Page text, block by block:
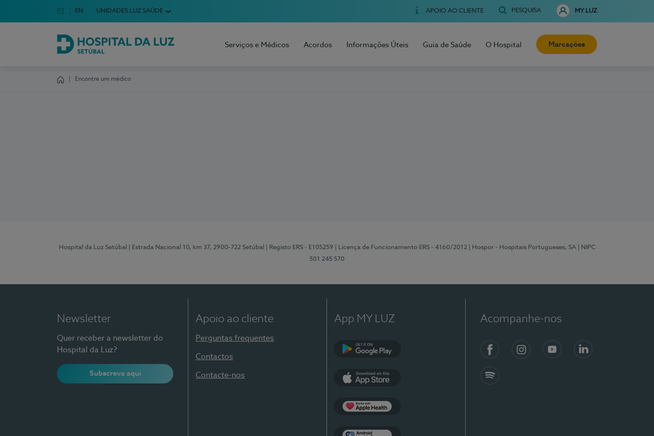
Escolha o seu idioma
Idioma em Português
PT English Language
EN UNIDADES LUZ SAÚDE APOIO AO CLIENTE PESQUISA MY LUZ
Hospital da Luz Setúbal
Serviços e Médicos Acordos Informações Úteis Guia de Saúde O Hospital Marcações
Encontre um médico
Hospital da Luz Setúbal | Estrada Nacional 10, km 37, 2900-722 Setúbal | Registo ERS - E105259 | Licença de Funcionamento ERS - 4160/2012 | Hospor - Hospitais Portugueses, SA
| NIPC
501 245 570
Newsletter
Quer receber a newsletter do
Hospital da Luz?
Subscreva aqui
Apoio ao cliente
Perguntas frequentes
Contactos
Contacte-nos
App MY LUZ Acompanhe-nos